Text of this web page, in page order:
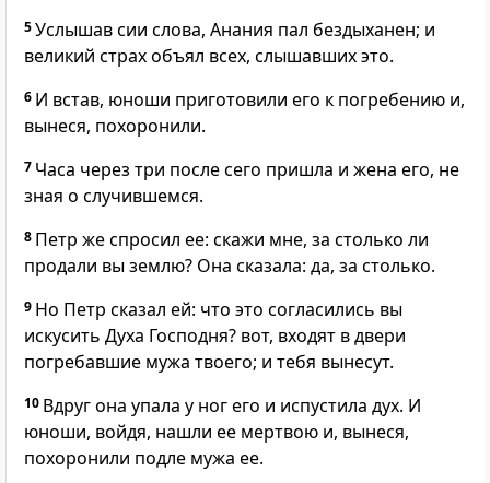
5Услышав сии слова, Анания пал бездыханен; и
великий страх объял всех, слышавших это.
6 И встав, юноши приготовили его к погребению и,
вынеся, похоронили.
7 Часа через три после сего пришла и жена его, не
зная о случившемся.
8 Петр же спросил ее: скажи мне, за столько ли
продали вы землю? Она сказала: да, за столько.
9 Но Петр сказал ей: что это согласились вы
искусить Духа Господня? вот, входят в двери
погребавшие мужа твоего; и тебя вынесут.
10 Вдруг она упала у ног его и испустила дух. И
юноши, войдя, нашли ее мертвою и, вынеся,
похоронили подле мужа ее.